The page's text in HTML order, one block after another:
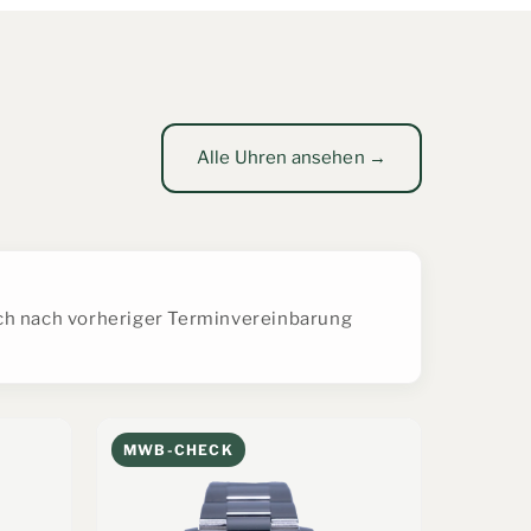
Alle Uhren ansehen →
nach vorheriger Terminvereinbarung
MWB-CHECK